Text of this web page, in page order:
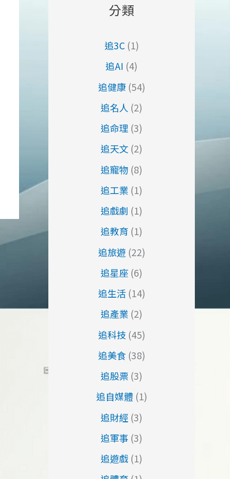
分類
追3C (1)
追AI (4)
追健康(54)
追名人 (2)
追命理 (3)
追天文 (2)
追寵物 (8)
追工業 (1)
追戲劇 (1)
追教育 (1)
追旅遊 (22)
追星座 (6)
追生活(14)
追產業 (2)
追科技 (45)
追美食 (38)
追股票 (3)
追自媒體 (1)
追財經 (3)
追軍事 (3)
追遊戲 (1)